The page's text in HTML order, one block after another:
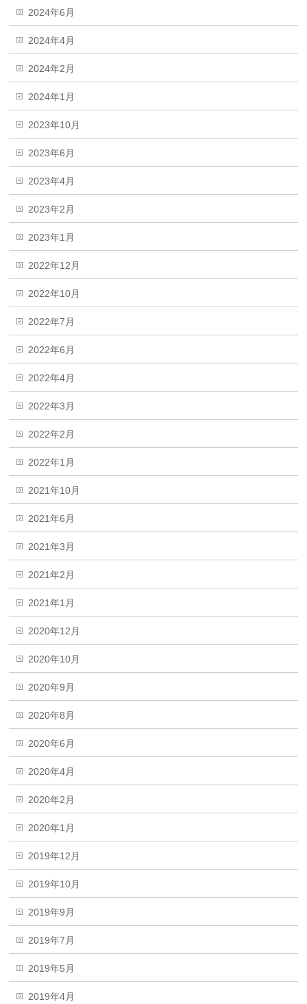
2024年6月
2024年4月
2024年2月
2024年1月
2023年10月
2023年6月
2023年4月
2023年2月
2023年1月
2022年12月
2022年10月
2022年7月
2022年6月
2022年4月
2022年3月
2022年2月
2022年1月
2021年10月
2021年6月
2021年3月
2021年2月
2021年1月
2020年12月
2020年10月
2020年9月
2020年8月
2020年6月
2020年4月
2020年2月
2020年1月
2019年12月
2019年10月
2019年9月
2019年7月
2019年5月
2019年4月